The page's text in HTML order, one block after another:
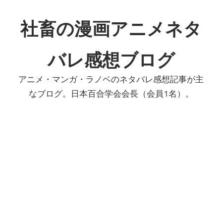
ン
テ
へ
社畜の漫画アニメネタ
バレ感想ブログ
アニメ・マンガ・ラノベのネタバレ感想記事が主
なブログ。日本百合学会会長（会員1名）。